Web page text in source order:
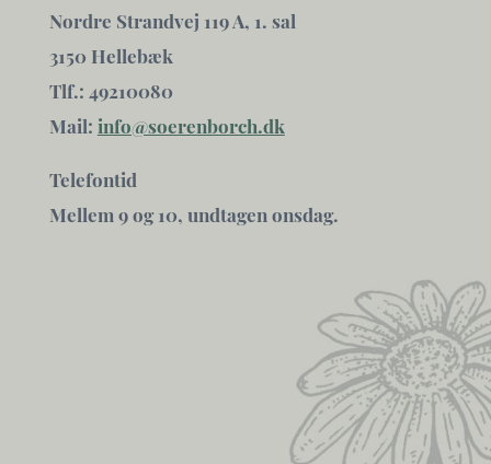
Nordre Strandvej 119 A, 1. sal
3150 Hellebæk
Tlf.: 49210080
Mail: info@soerenborch.dk
Telefontid
Mellem 9 og 10, undtagen onsdag.